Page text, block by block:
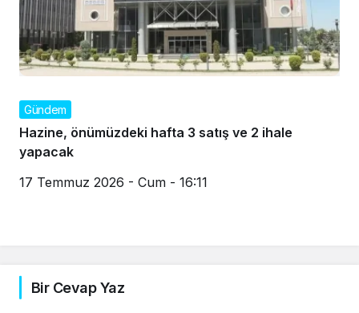
Gündem
Hazine, önümüzdeki hafta 3 satış ve 2 ihale
yapacak
17 Temmuz 2026 - Cum - 16:11
Bir Cevap Yaz